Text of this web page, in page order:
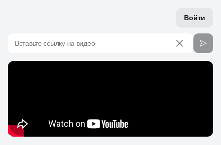
Войти
Вставьте ссылку на видео